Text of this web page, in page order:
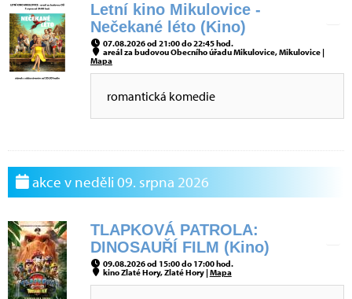
Letní kino Mikulovice -
Nečekané léto (Kino)
07.08.2026 od 21:00 do 22:45 hod.
areál za budovou Obecního úřadu Mikulovice, Mikulovice |
Mapa
romantická komedie
akce v neděli 09. srpna 2026
TLAPKOVÁ PATROLA:
DINOSAUŘÍ FILM (Kino)
09.08.2026 od 15:00 do 17:00 hod.
kino Zlaté Hory, Zlaté Hory |Mapa